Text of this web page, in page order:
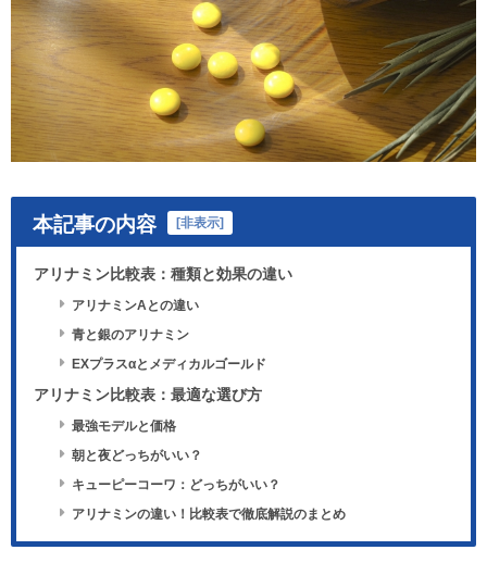
本記事の内容 非表示
アリナミン比較表：種類と効果の違い
アリナミンAとの違い
青と銀のアリナミン
EXプラスαとメディカルゴールド
アリナミン比較表：最適な選び方
最強モデルと価格
朝と夜どっちがいい？
キューピーコーワ：どっちがいい？
アリナミンの違い！比較表で徹底解説のまとめ